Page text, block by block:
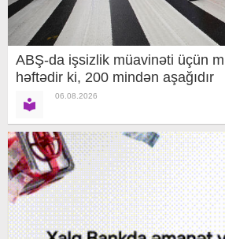
ABŞ-da işsizlik müavinəti üçün
həftədir ki, 200 mindən aşağıdır
06.08.2026